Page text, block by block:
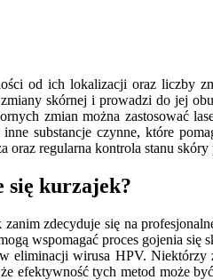
od ich lokalizacji oraz liczby
skórnej i prowadzi do jej
zmian można zastosować
substancje czynne, które
oraz regularna kontrola stanu skóry
się kurzajek?
zdecyduje się na
wspomagać proces gojenia
eliminacji wirusa HPV.
efektywność tych metod może